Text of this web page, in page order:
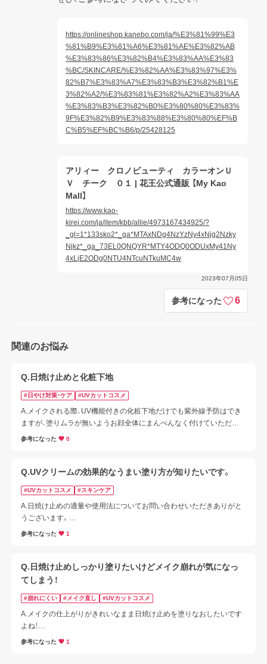
https://onlineshop.kanebo.com/ja/%E3%81%99%E3
%81%B9%E3%81%A6%E3%81%AE%E3%82%AB
%E3%83%86%E3%82%B4%E3%83%AA%E3%83
%BC/SKINCARE/%E3%82%AA%E3%83%97%E3%
82%B7%E3%83%A7%E3%83%B3%E3%82%B1%E
3%82%A2/%E3%83%81%E3%82%A2%E3%83%AA
%E3%83%B3%E3%82%B0%E3%80%80%E3%83%
9F%E3%82%B9%E3%83%88%E3%80%80%EF%B
C%B5%EF%BC%B6/p/25428125
アリィー クロノビューティ カラーオンＵ
Ｖ チーク ０１ | 花王公式通販 【My Kao
Mall】
https://www.kao-
kirei.com/ja/item/kbb/allie/4973167434925/?
_gl=1*133sko2*_ga*MTAxNDg4NzYzNy4xNjg2Nzky
Njkz*_ga_73EL0QNQYR*MTY4ODQ0ODUxMy41Ny
4xLjE2ODg0NTU4NTcuNTkuMC4w
2023年07月05日
参考になった 6
関連のお悩み
Q.日焼け止めと化粧下地
#日やけ対策・ケア #UVカットコスメ
A.メイクされる際、UV機能付きの化粧下地だけでも紫外線予防はでき
ますが、塗りムラが無いようお顔全体にまんべんなく付けていただく
ことがおすすめです。
参考になった 0
Q.UVクリームの効果的なうまい塗り方が知りたいです。
#UVカットコスメ #スキンケア
A.日焼け止めの適量や使用法についてお問い合わせいただきありがと
うございます。
「キュレル　潤浸保湿　ベースクリーム」の場合ですと適量は直径約 1
ムページなどをご確認の上、使用することをおすすめします。
頬の高い部分など日焼けしやすい部分は日焼け止めを塗布したあと部
日焼け止めは塗り方に関しては下記の動画と記事をご参照くださいま
せ。
参考になった 1
Q.日焼け止めしっかり塗りたいけどメイク崩れが気になっ
てしまう！
#崩れにくい #メイク直し #UVカットコスメ
A.メイクの仕上がりがきれいなまま日焼け止めを塗りなおしたいです
よね！
そんなときは「カネボウ　チアリング　ミスト　ＵＶ」がおすすめです
参考になった 1